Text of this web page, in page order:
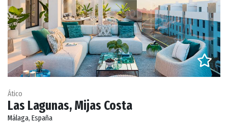
Ático
Las Lagunas, Mijas Costa
Málaga, España